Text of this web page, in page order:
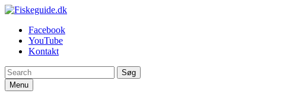
Spring
indhold
Fiskeguide.dk
En fiskeguide, der skaffer dig en uforglemmelig fight
Facebook
YouTube
Kontakt
Søg
Menu